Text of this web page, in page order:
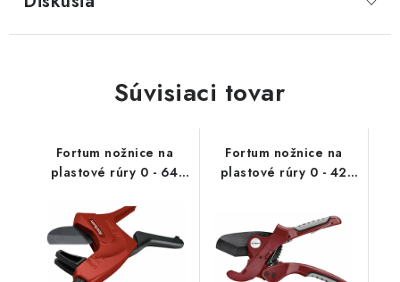
Súvisiaci tovar
Fortum nožnice na
plastové rúry 0 - 64
Fortum nožnice na
plastové rúry 0 - 42